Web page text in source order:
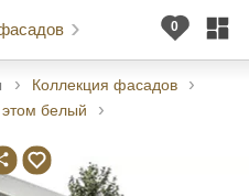
Коллекция фасадов
этом белый